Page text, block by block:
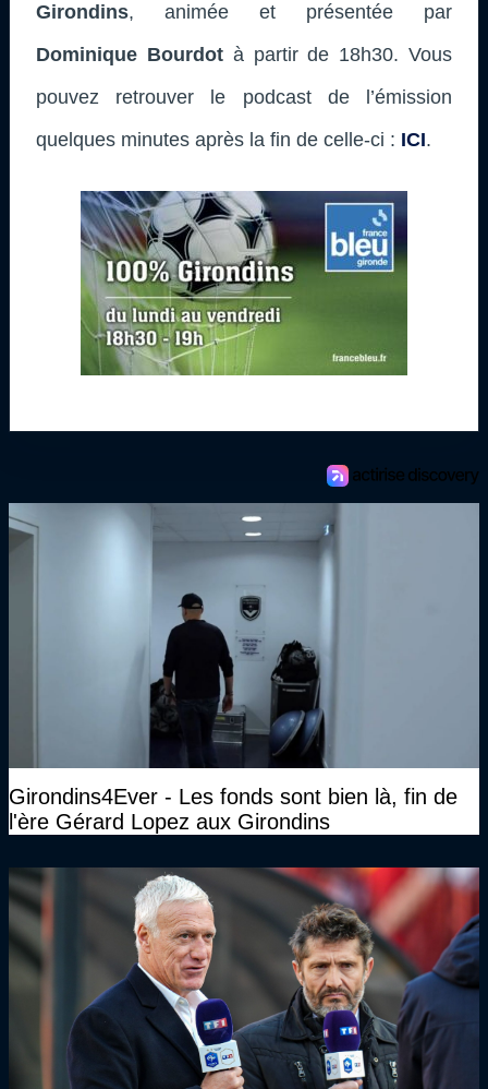
Girondins, animée et présentée par
Dominique Bourdot à partir de 18h30. Vous
pouvez retrouver le podcast de l’émission
quelques minutes après la fin de celle-ci : ICI.
Girondins4Ever - Les fonds sont bien là, fin de
l'ère Gérard Lopez aux Girondins